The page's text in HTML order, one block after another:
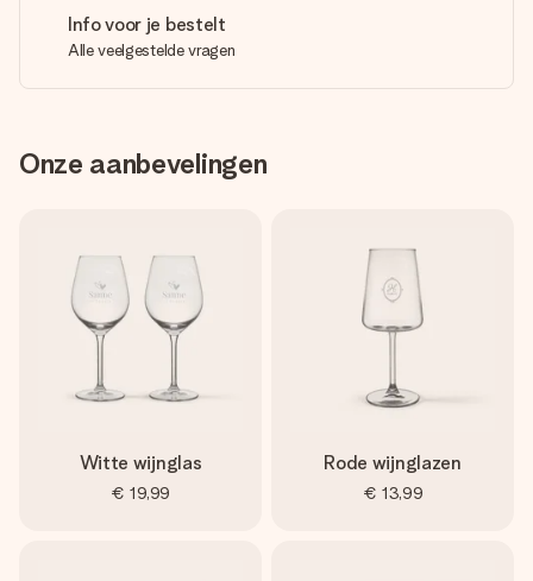
Info voor je bestelt
Alle veelgestelde vragen
Onze aanbevelingen
Witte wijnglas
€ 19,99
Rode wijnglazen
€ 13,99